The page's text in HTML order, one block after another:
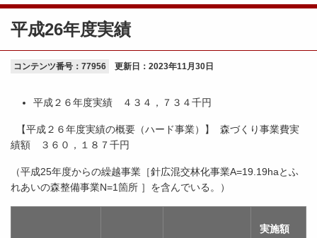
平成26年度実績
コンテンツ番号：77956 更新日： 2023年11月30日
平成２６年度実績 ４３４，７３４千円
【平成２６年度実績の概要（ハード事業）】 森づくり事業費実
績額 ３６０，１８７千円
（平成25年度からの繰越事業［針広混交林化事業A=19.19haとふ
れあいの森整備事業N=1箇所 ］を含んでいる。）
実施額